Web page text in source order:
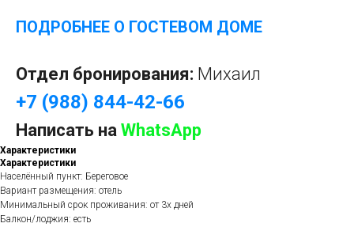
ПОДРОБНЕЕ О ГОСТЕВОМ ДОМЕ
Отдел бронирования: Михаил
+7 (988) 844-42-66
Написать на WhatsApp
Характеристики
Характеристики
Населённый пункт: Береговое
Вариант размещения: отель
Минимальный срок проживания: от 3х дней
Балкон/лоджия: есть